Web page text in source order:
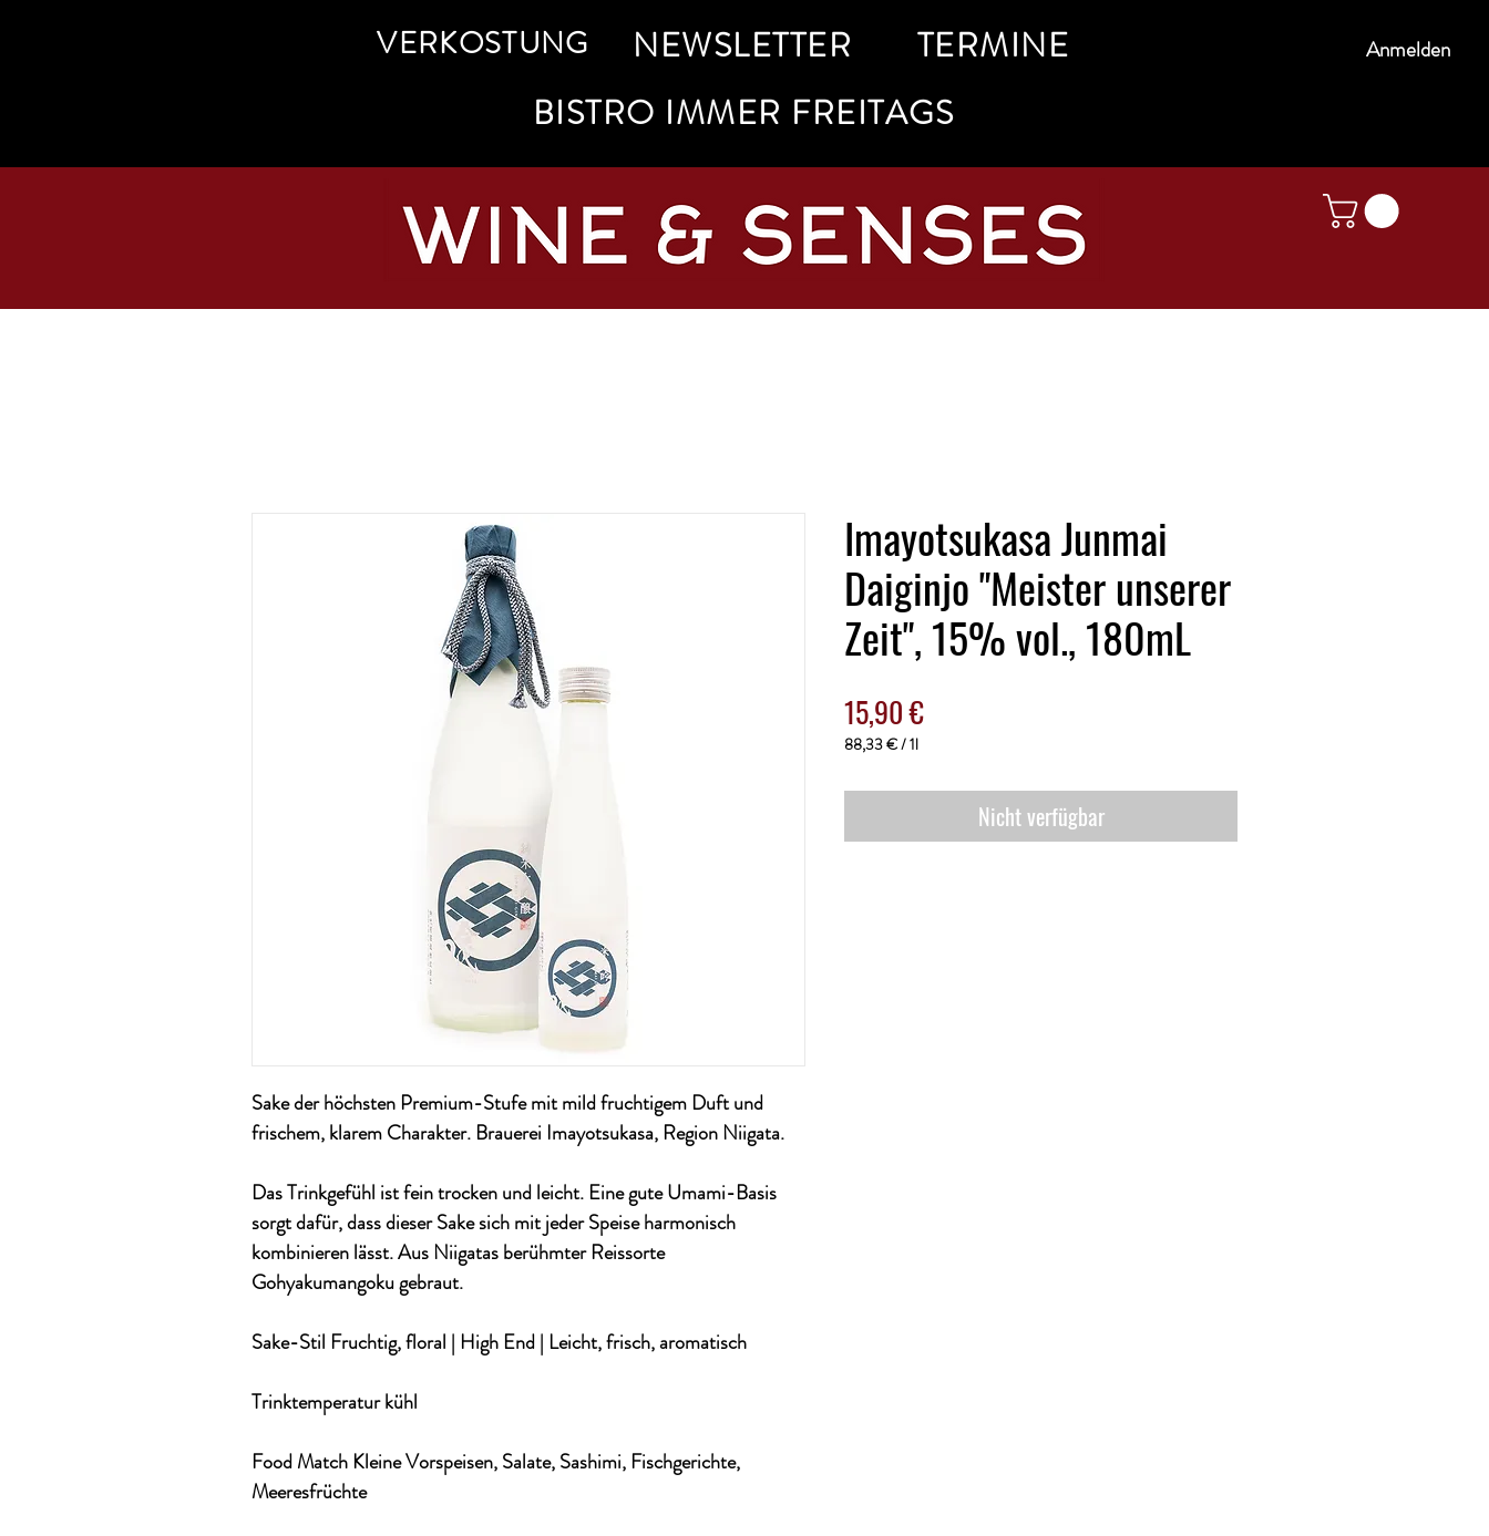
VERKOSTUNG NEWSLETTER
TERMINE
BISTRO IMMER FREITAGS
Anmelden
Sake der höchsten Premium-Stufe mit mild fruchtigem Duft und
frischem, klarem Charakter. Brauerei Imayotsukasa, Region Niigata.
Das Trinkgefühl ist fein trocken und leicht. Eine gute Umami-Basis
sorgt dafür, dass dieser Sake sich mit jeder Speise harmonisch
kombinieren lässt. Aus Niigatas berühmter Reissorte
Gohyakumangoku gebraut.
Sake-Stil Fruchtig, floral | High End | Leicht, frisch, aromatisch
Trinktemperatur kühl
Food Match Kleine Vorspeisen, Salate, Sashimi, Fischgerichte,
Meeresfrüchte
Imayotsukasa Junmai
Daiginjo "Meister unserer
Zeit", 15% vol., 180mL
15,90 €Preis
88,33 €/1l
pro
Nicht verfügbar